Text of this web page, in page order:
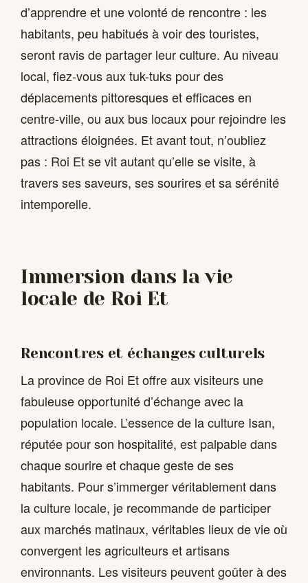
d’apprendre et une volonté de rencontre : les
habitants, peu habitués à voir des touristes,
seront ravis de partager leur culture. Au niveau
local, fiez-vous aux tuk-tuks pour des
déplacements pittoresques et efficaces en
centre-ville, ou aux bus locaux pour rejoindre les
attractions éloignées. Et avant tout, n’oubliez
pas : Roi Et se vit autant qu’elle se visite, à
travers ses saveurs, ses sourires et sa sérénité
intemporelle.
Immersion dans la vie
locale de Roi Et
Rencontres et échanges culturels
La province de Roi Et offre aux visiteurs une
fabuleuse opportunité d’échange avec la
population locale. L’essence de la culture Isan,
réputée pour son hospitalité, est palpable dans
chaque sourire et chaque geste de ses
habitants. Pour s’immerger véritablement dans
la culture locale, je recommande de participer
aux marchés matinaux, véritables lieux de vie où
convergent les agriculteurs et artisans
environnants. Les visiteurs peuvent goûter à des